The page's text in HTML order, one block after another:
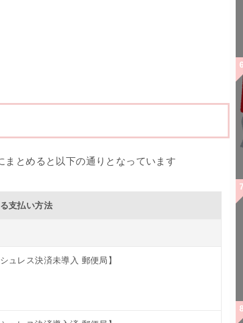
まとめると以下の通りとなっています
支払い方法
シュレス決済未導入 郵便局】